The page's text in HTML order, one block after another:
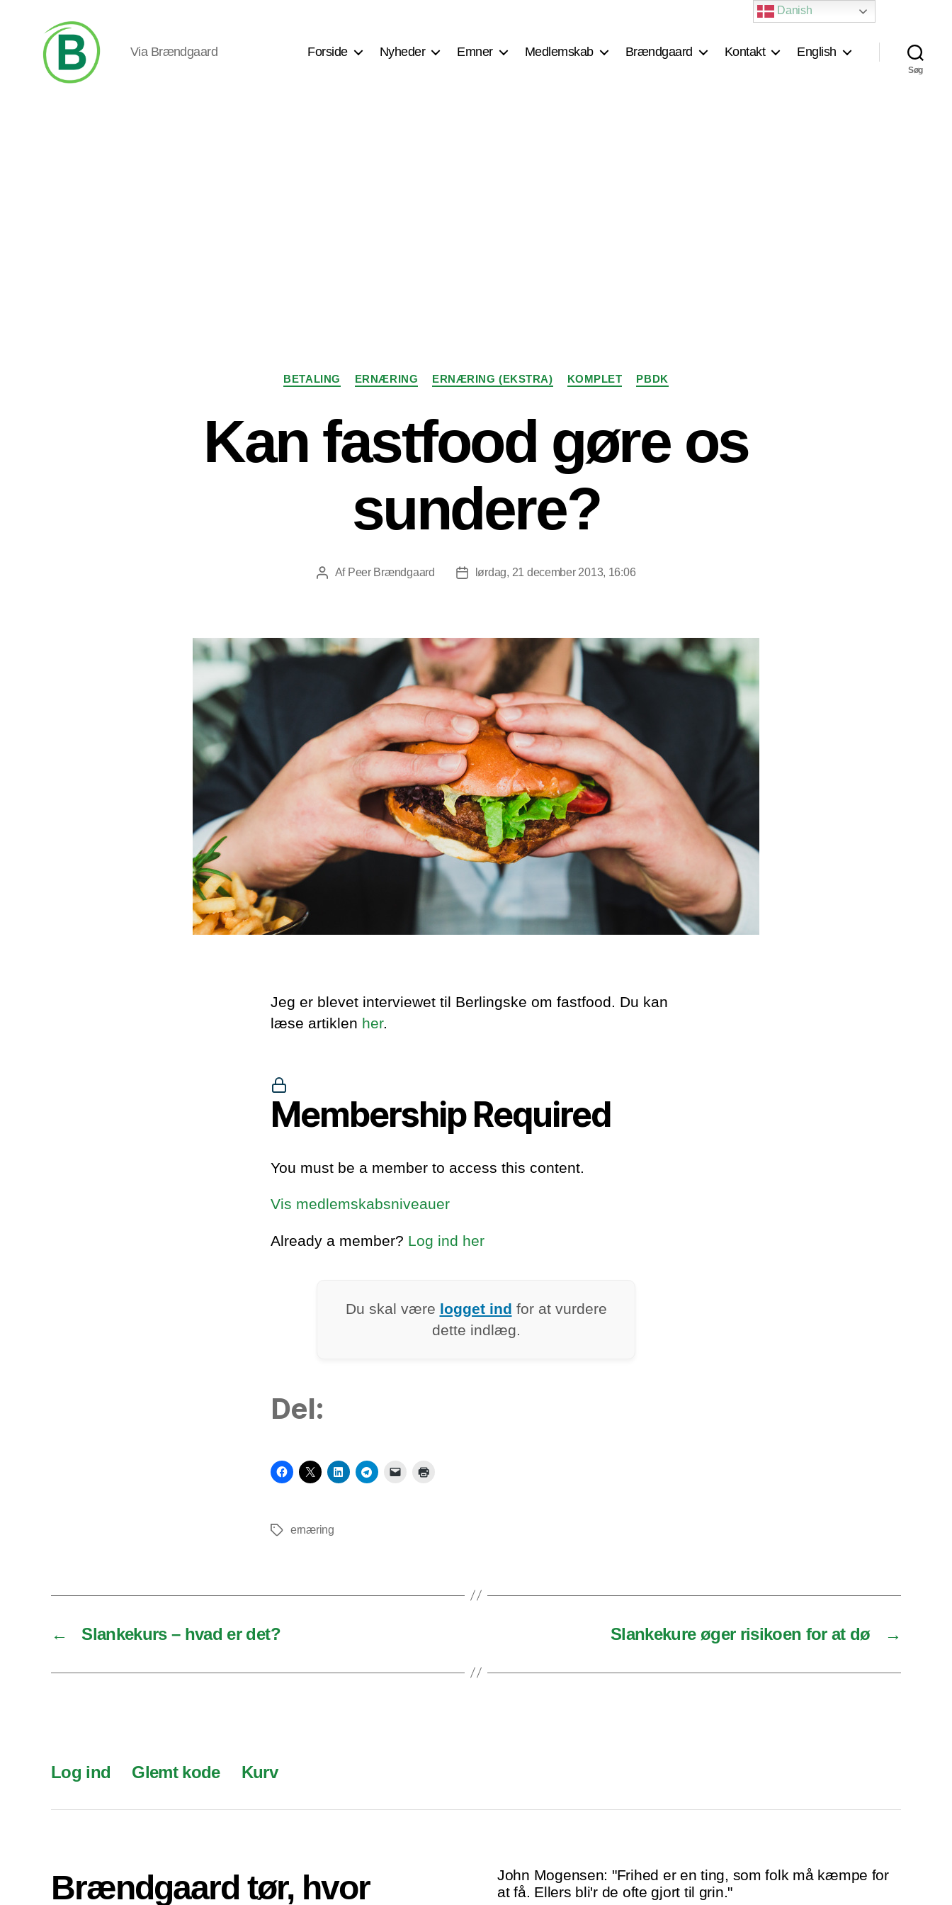
Via Brændgaard Forside Nyheder Emner Medlemskab Brændgaard Kontakt English
Søg
Kategorier
BETALING ERNÆRING ERNÆRING (EKSTRA) KOMPLET PBDK
Kan fastfood gøre os
sundere?
Indlægsforfatter
Af Peer Brændgaard Indlægsdato
lørdag, 21 december 2013, 16:06
Jeg er blevet interviewet til Berlingske om fastfood. Du kan
læse artiklen her.
Membership Required
You must be a member to access this content.
Vis medlemskabsniveauer
Already a member? Log ind her
Du skal være logget ind for at vurdere
dette indlæg.
Del:
Tagsernæring
← Slankekurs – hvad er det? →
Slankekure øger risikoen for at dø
Log ind Glemt kode Kurv
Brændgaard tør, hvor
John Mogensen: "Frihed er en ting, som folk må kæmpe for
at få. Ellers bli'r de ofte gjort til grin."
Danish